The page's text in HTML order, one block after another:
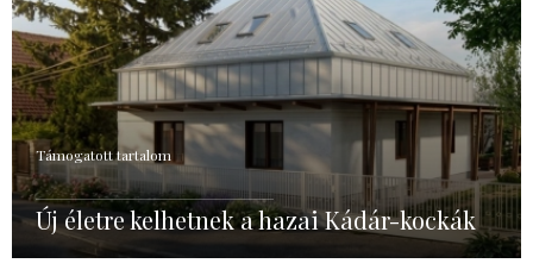
Támogatott tartalom
Új életre kelhetnek a hazai Kádár-kockák